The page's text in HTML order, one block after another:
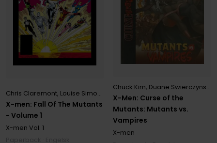
X-men: Fall Of The Mutants
- Volume 1
Chris Claremont, Louise Simonson ,Peter David
X-men Vol. 1
X-Men: Curse of the
Mutants: Mutants vs.
Vampires
Chuck Kim, Duane Swierczynski
X-men